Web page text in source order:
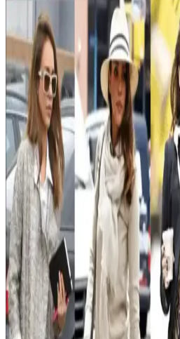
Kış Aylarında Fonksiyonel ve
Modelleri ile Stil Önerileri
Kış aylarında su geçirmez, dayanıklı
çıkar. Sorel, Doc Martens, Stuart
iklimlere ve stil tercihlerine uygun
Bir Pahalı Ayakkabı mı
Ayakkabı mı Daha
Rehberi
Ayakkabı tercihi, tür, kullanım sıklığı,
alışkanlıklarına bağlıdır. Klasik deri
spor ayakkabılar içinse birkaç uygun
Kışlık ve Tatil Temalı Kadın
Fonksiyonel ve Estetik
Kış ve tatil modasında kadınlar için
ve estetik kıyafet seçimleri önemlidir.
ayakkabı tercihleriyle konforlu ve şık
Slim Taper ve Geniş Paça
Tipine ve Stile Göre Seçimi